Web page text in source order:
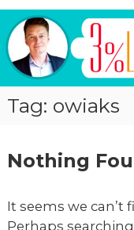
n
e
n
Tag: owiaks
Nothing
It seems we can’t
Perhaps